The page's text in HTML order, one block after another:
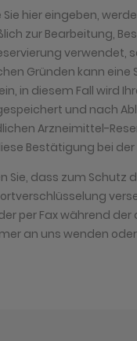
Sie hier eingeben,
zur Bearbeitung,
verwendet,
Gründen kann
in diesem Fall wird
und nach
Arzneimittel-
Bestätigung bei
Sie, dass zum Schutz
per Fax während
an uns wenden